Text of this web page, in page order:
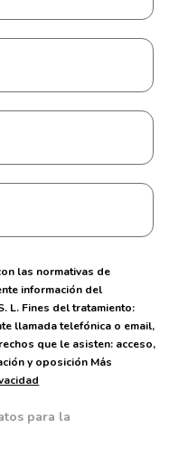
las normativas de
información del
L. Fines del tratamiento:
llamada telefónica o email,
que le asisten: acceso,
y oposición Más
para la